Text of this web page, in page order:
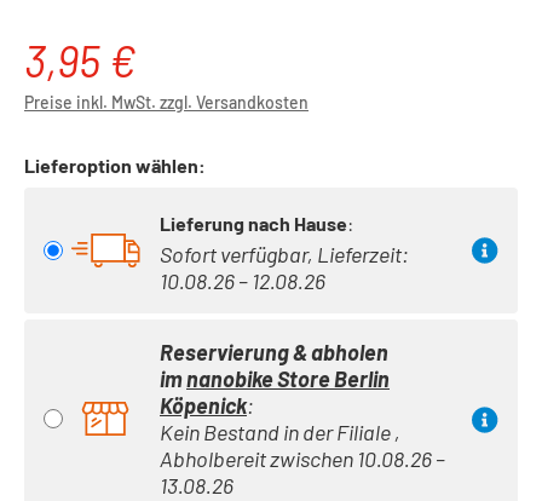
Regulärer Preis:
3,95 €
Preise inkl. MwSt. zzgl. Versandkosten
Lieferoption wählen:
Lieferung nach Hause:
Sofort verfügbar, Lieferzeit:
10.08.26 – 12.08.26
Reservierung & abholen
imnanobike Store Berlin
Köpenick:
Kein Bestand in der Filiale ,
Abholbereit zwischen 10.08.26 –
13.08.26